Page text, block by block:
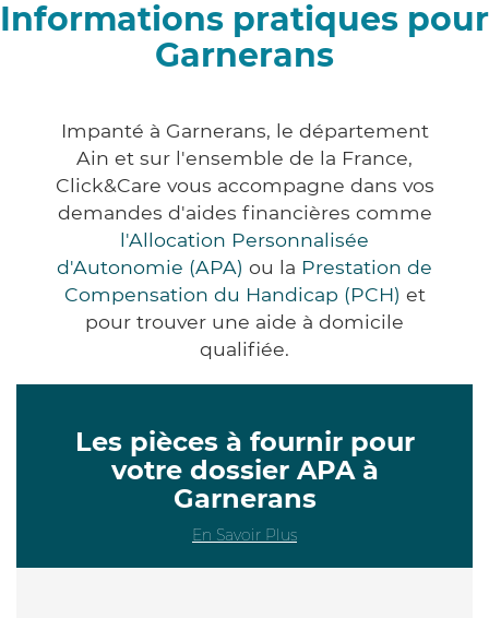
Informations pratiques pour
Garnerans
Impanté à Garnerans, le département
Ain et sur l'ensemble de la France,
Click&Care vous accompagne dans vos
demandes d'aides financières comme
l'Allocation Personnalisée
d'Autonomie (APA) ou la Prestation de
Compensation du Handicap (PCH) et
pour trouver une aide à domicile
qualifiée.
Les pièces à fournir pour
votre dossier APA à
Garnerans
En Savoir Plus